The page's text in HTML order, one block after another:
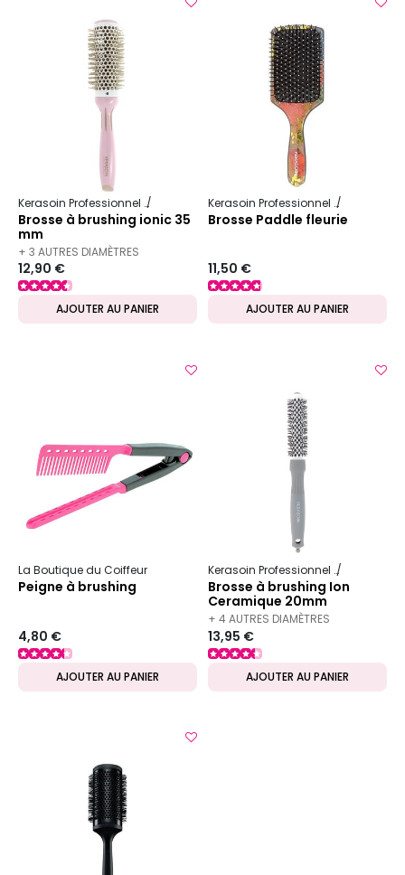
Kerasoin Professionnel Matériel Coiffure Brosse à brushing
Brosse à brushing ionic 35
mm
+ 3 AUTRES DIAMÈTRES
DISPONIBLES
12,90 €
AJOUTER AU PANIER
Kerasoin Professionnel
Brosse Paddle fleurie
11,50 €
AJOUTER AU PANIER
La Boutique du Coiffeur
Peigne à brushing
4,80 €
AJOUTER AU PANIER
Kerasoin Professionnel
Brosse à brushing Ion
Ceramique 20mm
+ 4 AUTRES DIAMÈTRES
DISPONIBLES
13,95 €
AJOUTER AU PANIER